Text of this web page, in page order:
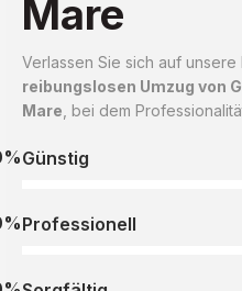
Mare
Verlassen Sie sich auf
reibungslosen Umzug von
Mare , bei dem
Günstig
Professionell